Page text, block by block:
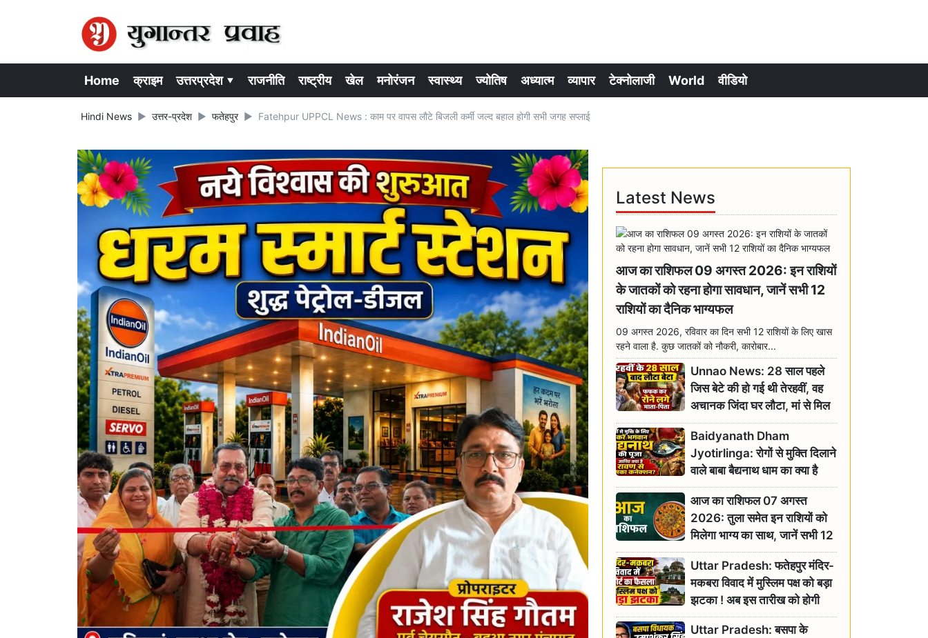
Home क्राइम उत्तरप्रदेश ▾ राजनीति राष्ट्रीय खेल मनोरंजन स्वास्थ्य ज्योतिष अध्यात्म व्यापार टेक्नोलाजी World वीडियो
Hindi News उत्तर-प्रदेश फतेहपुर Fatehpur UPPCL News : काम पर वापस लौटे बिजली कर्मी जल्द बहाल होगी सभी जगह सप्लाई
Latest News
आज का राशिफल 09 अगस्त 2026: इन राशियों
के जातकों को रहना होगा सावधान, जानें सभी 12
राशियों का दैनिक भाग्यफल
09 अगस्त 2026, रविवार का दिन सभी 12 राशियों के लिए खास
रहने वाला है. कुछ जातकों को नौकरी, कारोबार...
Unnao News: 28 साल पहले
जिस बेटे की हो गई थी तेरहवीं, वह
अचानक जिंदा घर लौटा, मां से मिल
छलक पड़े आंसू
Baidyanath Dham
Jyotirlinga: रोगों से मुक्ति दिलाने
वाले बाबा बैद्यनाथ धाम का क्या है
रावण से संबंध? जानिए ज्योतिर्लिंग की
महिमा
आज का राशिफल 07 अगस्त
2026: तुला समेत इन राशियों को
मिलेगा भाग्य का साथ, जानें सभी 12
राशियों का दैनिक भाग्यफल
Uttar Pradesh: फतेहपुर मंदिर-
मकबरा विवाद में मुस्लिम पक्ष को बड़ा
झटका ! अब इस तारीख को होगी
सुनवाई
Uttar Pradesh: बसपा के